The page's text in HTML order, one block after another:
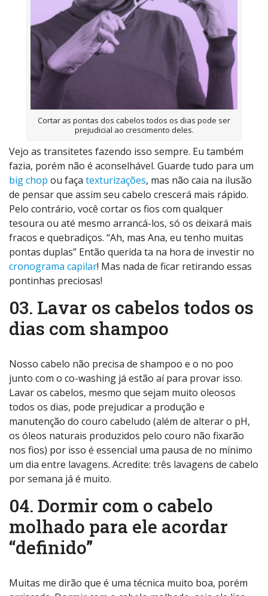
Cortar as pontas dos cabelos todos os dias pode ser
prejudicial ao crescimento deles.
Vejo as transitetes fazendo isso sempre. Eu também
fazia, porém não é aconselhável. Guarde tudo para um
big chop ou faça texturizações, mas não caia na ilusão
de pensar que assim seu cabelo crescerá mais rápido.
Pelo contrário, você cortar os fios com qualquer
tesoura ou até mesmo arrancá-los, só os deixará mais
fracos e quebradiços. “Ah, mas Ana, eu tenho muitas
pontas duplas” Então querida ta na hora de investir no
cronograma capilar! Mas nada de ficar retirando essas
pontinhas preciosas!
03. Lavar os cabelos todos os
dias com shampoo
Nosso cabelo não precisa de shampoo e o no poo
junto com o co-washing já estão aí para provar isso.
Lavar os cabelos, mesmo que sejam muito oleosos
todos os dias, pode prejudicar a produção e
manutenção do couro cabeludo (além de alterar o pH,
os óleos naturais produzidos pelo couro não fixarão
nos fios) por isso é essencial uma pausa de no mínimo
um dia entre lavagens. Acredite: três lavagens de cabelo
por semana já é muito.
04. Dormir com o cabelo
molhado para ele acordar
“definido”
Muitas me dirão que é uma técnica muito boa, porém